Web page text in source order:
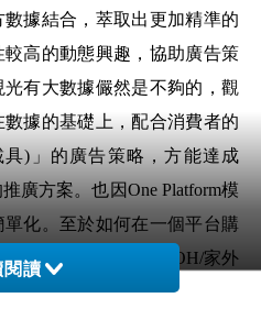
據結合，萃取出更加精準的
高的動態興趣，協助廣告策
有大數據儼然是不夠的，觀
據的基礎上，配合消費者的
具) 」的廣告策略，方能達成
廣方案。也因One Platform模
化。至於如何在一個平台購
、Tablet DOOH/家外
達到精準投遞廣告給予正確
閱讀